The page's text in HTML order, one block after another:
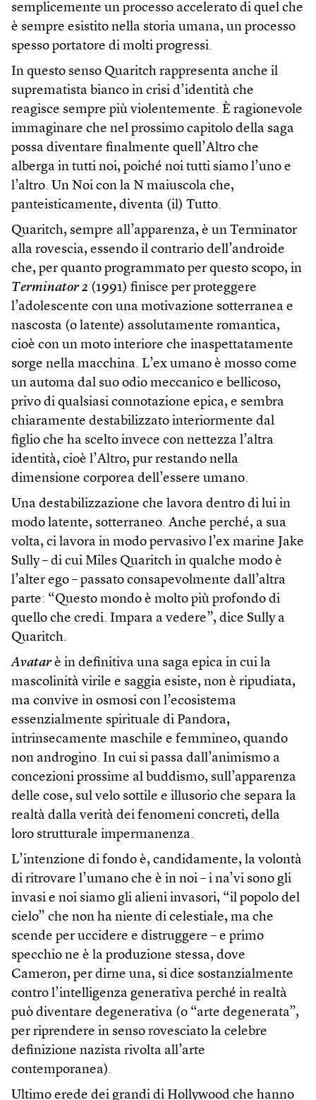
semplicemente un processo accelerato di quel che
è sempre esistito nella storia umana, un processo
spesso portatore di molti progressi.
In questo senso Quaritch rappresenta anche il
suprematista bianco in crisi d’identità che
reagisce sempre più violentemente. È ragionevole
immaginare che nel prossimo capitolo della saga
possa diventare finalmente quell’Altro che
alberga in tutti noi, poiché noi tutti siamo l’uno e
l’altro. Un Noi con la N maiuscola che,
panteisticamente, diventa (il) Tutto.
Quaritch, sempre all’apparenza, è un Terminator
alla rovescia, essendo il contrario dell’androide
che, per quanto programmato per questo scopo, in
Terminator 2 (1991) finisce per proteggere
l’adolescente con una motivazione sotterranea e
nascosta (o latente) assolutamente romantica,
cioè con un moto interiore che inaspettatamente
sorge nella macchina. L’ex umano è mosso come
un automa dal suo odio meccanico e bellicoso,
privo di qualsiasi connotazione epica, e sembra
chiaramente destabilizzato interiormente dal
figlio che ha scelto invece con nettezza l’altra
identità, cioè l’Altro, pur restando nella
dimensione corporea dell’essere umano.
Una destabilizzazione che lavora dentro di lui in
modo latente, sotterraneo. Anche perché, a sua
volta, ci lavora in modo pervasivo l’ex marine Jake
Sully – di cui Miles Quaritch in qualche modo è
l’alter ego – passato consapevolmente dall’altra
parte: “Questo mondo è molto più profondo di
quello che credi. Impara a vedere”, dice Sully a
Quaritch.
Avatarè in definitiva una saga epica in cui la
mascolinità virile e saggia esiste, non è ripudiata,
ma convive in osmosi con l’ecosistema
essenzialmente spirituale di Pandora,
intrinsecamente maschile e femmineo, quando
non androgino. In cui si passa dall’animismo a
concezioni prossime al buddismo, sull’apparenza
delle cose, sul velo sottile e illusorio che separa la
realtà dalla verità dei fenomeni concreti, della
loro strutturale impermanenza.
L’intenzione di fondo è, candidamente, la volontà
di ritrovare l’umano che è in noi – i na’vi sono gli
invasi e noi siamo gli alieni invasori, “il popolo del
cielo” che non ha niente di celestiale, ma che
scende per uccidere e distruggere – e primo
specchio ne è la produzione stessa, dove
Cameron, per dirne una, si dice sostanzialmente
contro l’intelligenza generativa perché in realtà
può diventare degenerativa (o “arte degenerata”,
per riprendere in senso rovesciato la celebre
definizione nazista rivolta all’arte
contemporanea).
Ultimo erede dei grandi di Hollywood che hanno